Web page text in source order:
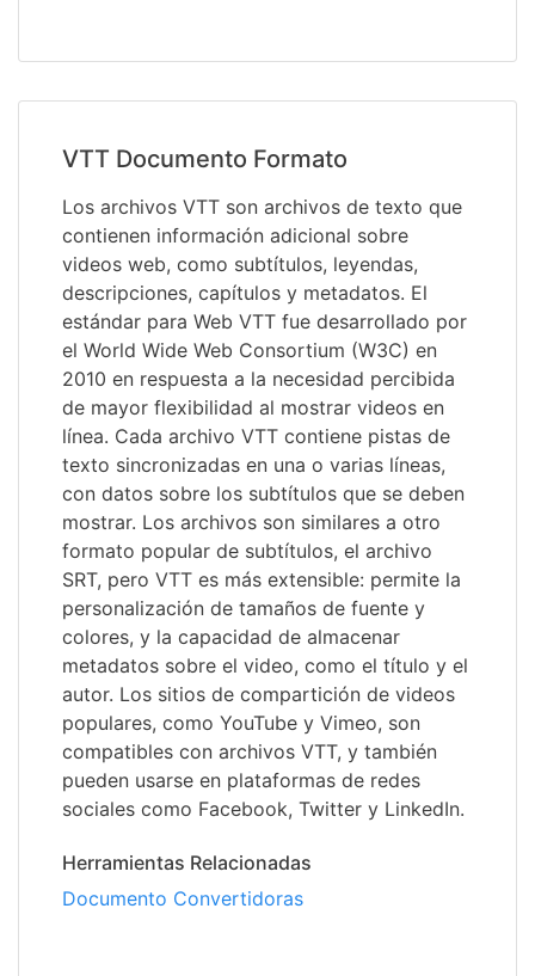
VTT Documento Formato
Los archivos VTT son archivos de texto que
contienen información adicional sobre
videos web, como subtítulos, leyendas,
descripciones, capítulos y metadatos. El
estándar para Web VTT fue desarrollado por
el World Wide Web Consortium (W3C) en
2010 en respuesta a la necesidad percibida
de mayor flexibilidad al mostrar videos en
línea. Cada archivo VTT contiene pistas de
texto sincronizadas en una o varias líneas,
con datos sobre los subtítulos que se deben
mostrar. Los archivos son similares a otro
formato popular de subtítulos, el archivo
SRT, pero VTT es más extensible: permite la
personalización de tamaños de fuente y
colores, y la capacidad de almacenar
metadatos sobre el video, como el título y el
autor. Los sitios de compartición de videos
populares, como YouTube y Vimeo, son
compatibles con archivos VTT, y también
pueden usarse en plataformas de redes
sociales como Facebook, Twitter y LinkedIn.
Herramientas Relacionadas
Documento Convertidoras